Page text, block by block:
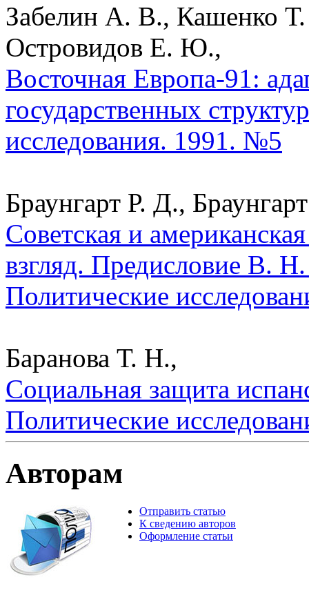
Забелин А. В., Кашенко
Островидов Е. Ю.,
Восточная Европа-91:
государственных
исследования. 1991. №5
Браунгарт Р. Д.,
Советская и
взгляд. Предисловие В.
Политические
Баранова Т. Н.,
Социальная защита
Политические
Авторам
Отправить статью
К сведению авторов
Оформление статьи